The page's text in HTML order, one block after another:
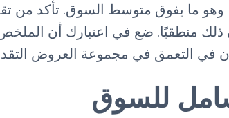
سقف متوقع يبلغ 7.5٪، وهو ما يفوق متوسط
ذلك منطقيًا. ضع في اعتبارك أن
في التعمق في مجموعة العروض
للسوق